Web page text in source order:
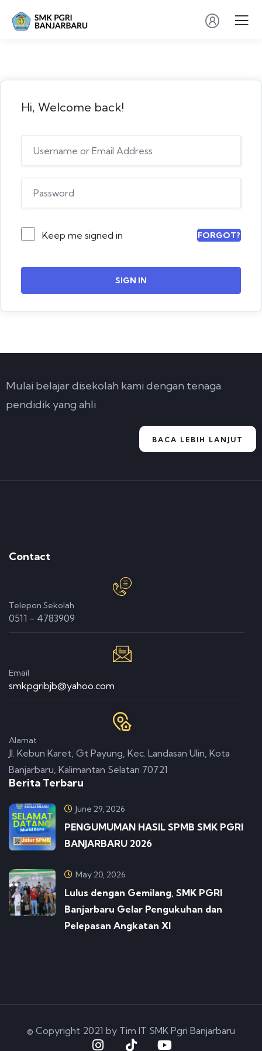
Hi, Welcome back!
Keep me signed in FORGOT?
SIGN IN
Mulai belajar disekolah kami dengan tenaga
pendidik yang ahli
BACA LEBIH LANJUT
Contact
Telepon Sekolah
0511 - 4783909
Email
smkpgribjb@yahoo.com
Alamat
Jl. Kebun Karet, Gt Payung, Kec. Landasan Ulin, Kota
Banjarbaru, Kalimantan Selatan 70721
Berita Terbaru
June 29, 2026
PENGUMUMAN HASIL SPMB SMK PGRI
BANJARBARU 2026
May 20, 2026
Lulus dengan Gemilang, SMK PGRI
Banjarbaru Gelar Pengukuhan dan
Pelepasan Angkatan XI
© Copyright 2021 by Tim IT SMK Pgri Banjarbaru